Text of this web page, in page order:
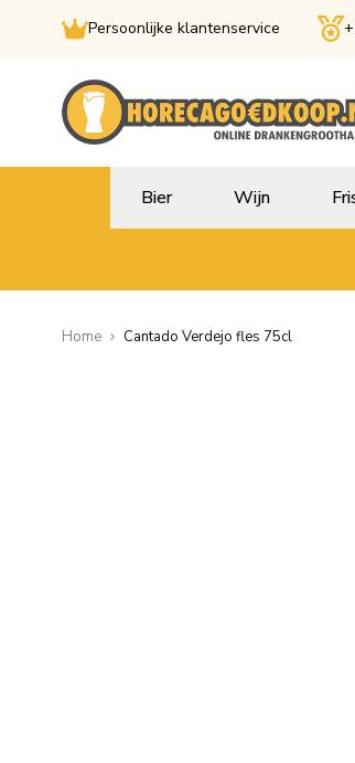
Persoonlijke klantenservice
Bier Wijn
Home Cantado Verdejo fles 75cl